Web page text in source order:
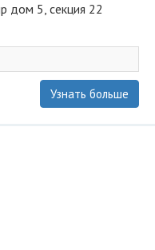
дом 5, секция 22
Узнать больше